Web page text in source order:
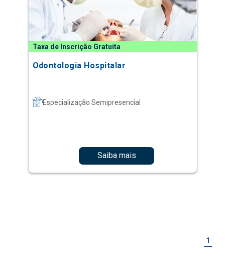
Taxa de Inscrição Gratuita
Odontologia Hospitalar
Especialização Semipresencial
Saiba mais
1